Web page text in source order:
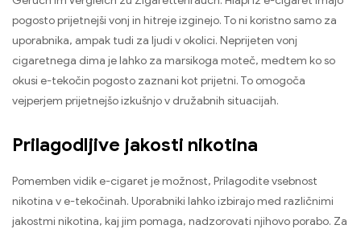
pogosto prijetnejši vonj in hitreje izginejo. To ni koristno samo za
uporabnika, ampak tudi za ljudi v okolici. Neprijeten vonj
cigaretnega dima je lahko za marsikoga moteč, medtem ko so
okusi e-tekočin pogosto zaznani kot prijetni. To omogoča
vejperjem prijetnejšo izkušnjo v družabnih situacijah.
Prilagodljive jakosti nikotina
Pomemben vidik e-cigaret je možnost, Prilagodite vsebnost
nikotina v e-tekočinah. Uporabniki lahko izbirajo med različnimi
jakostmi nikotina, kaj jim pomaga, nadzorovati njihovo porabo. Za